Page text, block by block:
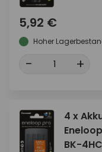
5,92 €
Hoher
- +
4 x
BK-